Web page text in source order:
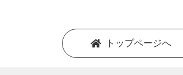
トップページへ